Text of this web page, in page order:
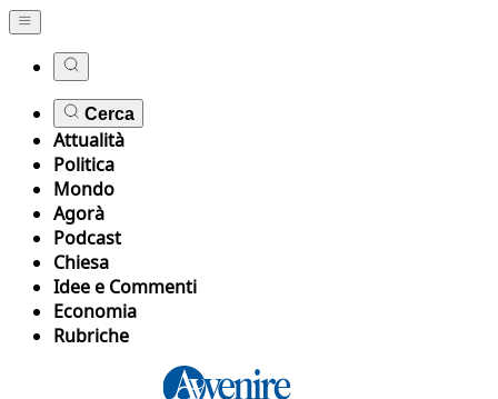
Cerca
Attualità
Politica
Mondo
Agorà
Podcast
Chiesa
Idee e Commenti
Economia
Rubriche